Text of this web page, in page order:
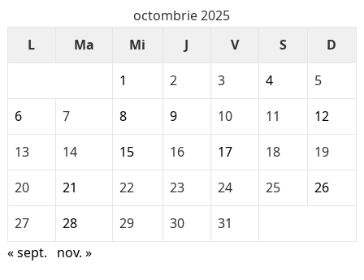
octombrie 2025
L
Ma Mi J V S
D
1
2 3 4
5
6
7 8 9 10 11
12
13
14 15 16 17 18
19
20
21 22 23 24 25
26
27
28 29 30
31
« sept.
nov. »